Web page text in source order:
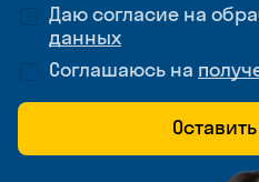
Даю согласие на
данных
Соглашаюсь на